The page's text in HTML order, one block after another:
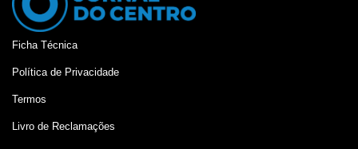
Ficha Técnica
Política de Privacidade
Termos
Livro de Reclamações